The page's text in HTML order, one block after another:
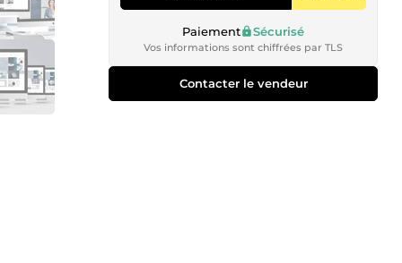
Paiement Sécurisé
Vos informations sont chiffrées par TLS
Contacter le vendeur